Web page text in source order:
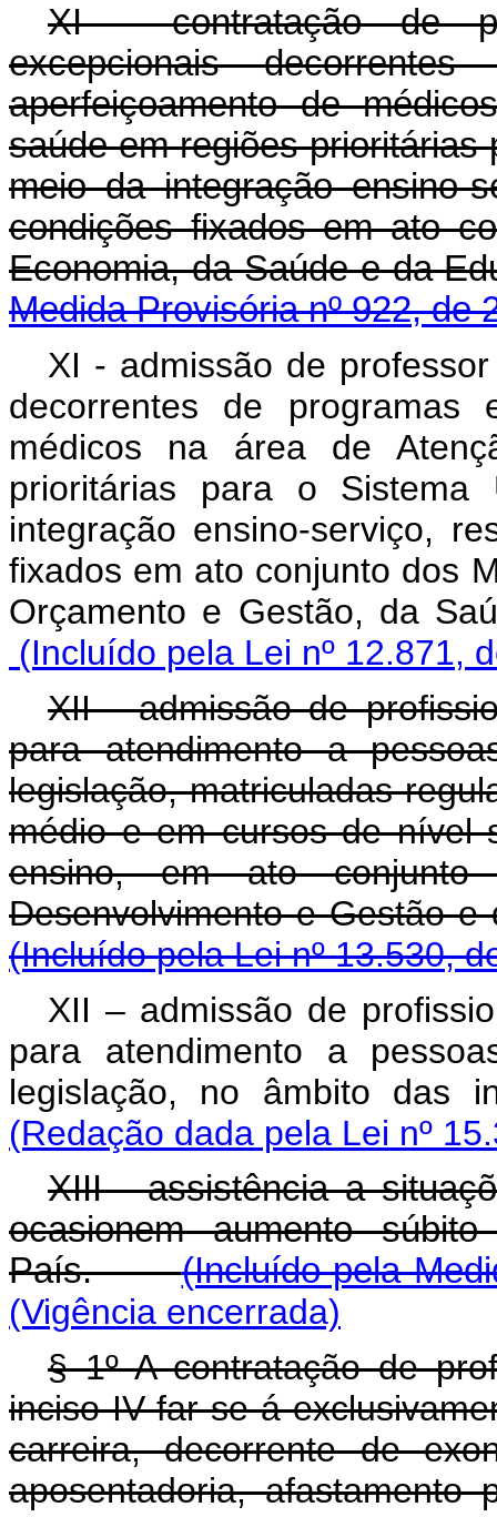
XI - contratação de
excepcionais
aperfeiçoamento de
saúde em regiões
meio da integração ensino-
condições fixados em ato
Economia, da Saúde e
Medida Provisória nº 922, de
XI - admissão de
decorrentes de programas
médicos na área de
prioritárias para o Sistema
integração ensino-serviço,
fixados em ato conjunto dos
Orçamento e
(Incluído pela Lei nº 12.871,
XII - admissão de
para atendimento a
legislação, matriculadas
médio e em cursos de nível
ensino, em ato conjunto
Desenvolvimento e
(Incluído pela Lei nº 13.530,
XII – admissão de
para atendimento a
legislação, no âmbito das
(Redação dada pela Lei nº
XIII - assistência a
ocasionem aumento
País.
(Incluído pela
(Vigência encerrada)
§ 1º A contratação de
inciso IV far-se-á
carreira, decorrente de
aposentadoria, afastamento